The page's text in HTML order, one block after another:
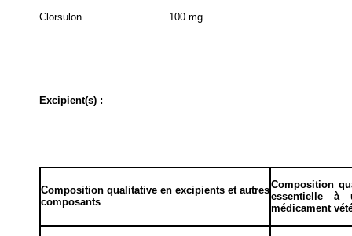
Clorsulon 100 mg
Excipient(s) :
Composition qualitative en excipients et autres
composants
Composition
essentielle à
médicament